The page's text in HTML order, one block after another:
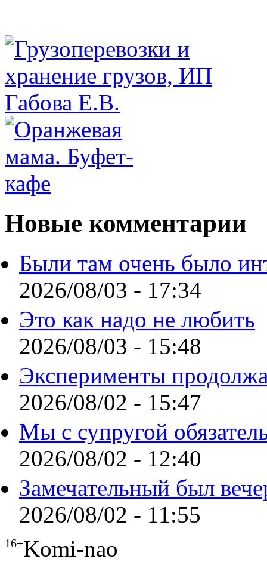
Новые комментарии
Были там очень было
2026/08/03 - 17:34
Это как надо не любить
2026/08/03 - 15:48
Эксперименты
2026/08/02 - 15:47
Мы с супругой
2026/08/02 - 12:40
Замечательный был
2026/08/02 - 11:55
16+Komi-nao